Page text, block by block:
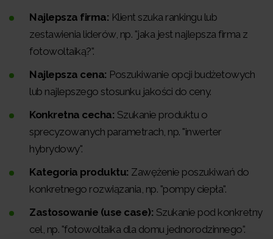
Najlepsza firma: Klient szuka rankingu lub
zestawienia liderów, np. "jaka jest najlepsza firma z
fotowoltaiką?".
Najlepsza cena: Poszukiwanie opcji budżetowych
lub najlepszego stosunku jakości do ceny.
Konkretna cecha: Szukanie produktu o
sprecyzowanych parametrach, np. "inwerter
hybrydowy".
Kategoria produktu: Zawężenie poszukiwań do
konkretnego rozwiązania, np. "pompy ciepła".
Zastosowanie (use case): Szukanie pod konkretny
cel, np. "fotowoltaika dla domu jednorodzinnego".